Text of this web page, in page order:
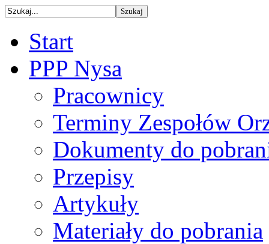
Start
PPP Nysa
Pracownicy
Terminy Zespołów
Dokumenty do
Przepisy
Artykuły
Materiały do pobrania